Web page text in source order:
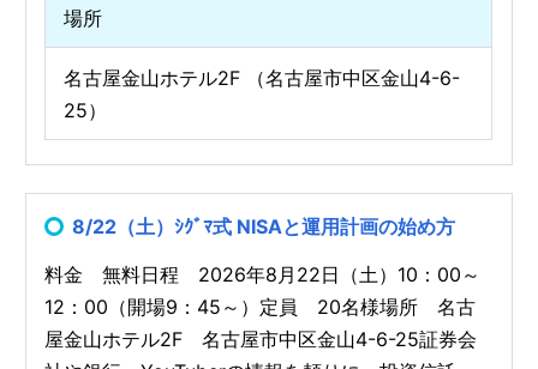
場所
名古屋金山ホテル2F （名古屋市中区金山4-6-
25）
8/22（土）ｼｸﾞﾏ式 NISAと運用計画の始め方
料金 無料日程 2026年8月22日（土）10：00～
12：00（開場9：45～）定員 20名様場所 名古
屋金山ホテル2F 名古屋市中区金山4-6-25証券会